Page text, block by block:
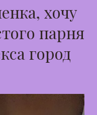
хочу
парня
город